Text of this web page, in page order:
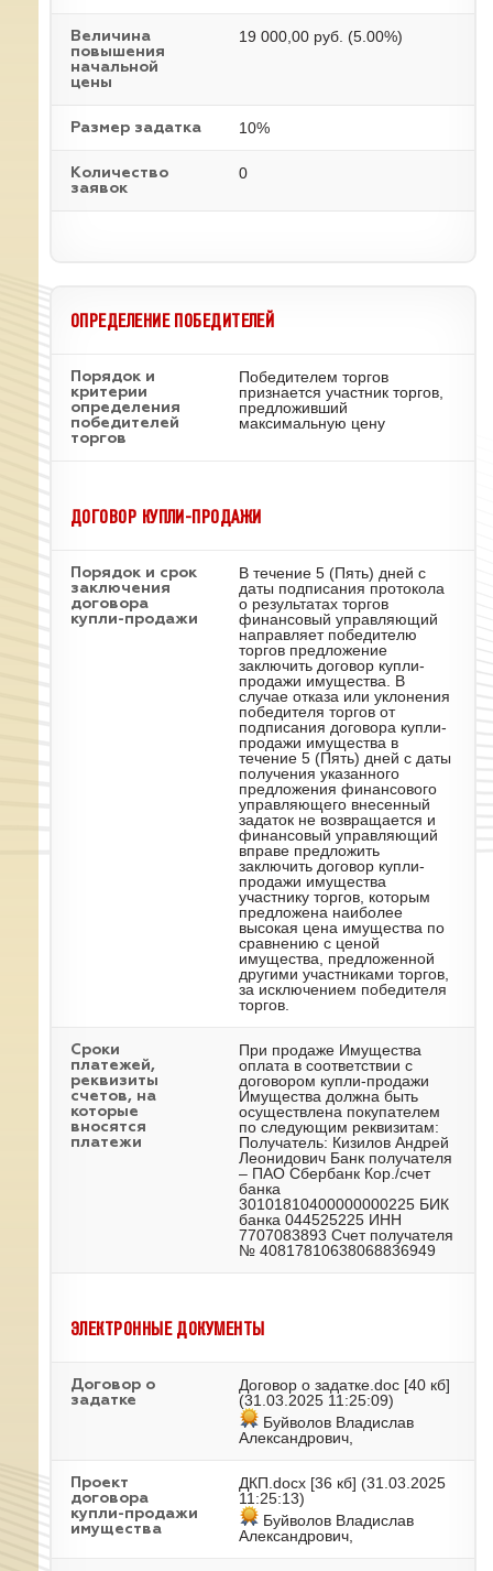
Величина
повышения
начальной
цены
19 000,00 руб. (5.00%)
Размер задатка 10%
Количество
заявок
0
ОПРЕДЕЛЕНИЕ ПОБЕДИТЕЛЕЙ
Порядок и
критерии
определения
победителей
торгов
Победителем торгов
признается участник торгов,
предложивший
максимальную цену
ДОГОВОР КУПЛИ-ПРОДАЖИ
Порядок и срок
заключения
договора
купли-продажи
В течение 5 (Пять) дней с
даты подписания протокола
о результатах торгов
финансовый управляющий
направляет победителю
торгов предложение
заключить договор купли-
продажи имущества. В
случае отказа или уклонения
победителя торгов от
подписания договора купли-
продажи имущества в
течение 5 (Пять) дней с даты
получения указанного
предложения финансового
управляющего внесенный
задаток не возвращается и
финансовый управляющий
вправе предложить
заключить договор купли-
продажи имущества
участнику торгов, которым
предложена наиболее
высокая цена имущества по
сравнению с ценой
имущества, предложенной
другими участниками торгов,
за исключением победителя
торгов.
Сроки
платежей,
реквизиты
счетов, на
которые
вносятся
платежи
При продаже Имущества
оплата в соответствии с
договором купли-продажи
Имущества должна быть
осуществлена покупателем
по следующим реквизитам:
Получатель: Кизилов Андрей
Леонидович Банк получателя
– ПАО Сбербанк Кор./счет
банка
30101810400000000225 БИК
банка 044525225 ИНН
7707083893 Счет получателя
№ 40817810638068836949
ЭЛЕКТРОННЫЕ ДОКУМЕНТЫ
Договор о
задатке
Договор о задатке.doc [40 кб]
(31.03.2025 11:25:09)
Буйволов Владислав
Александрович,
Проект
договора
купли-продажи
имущества
ДКП.docx [36 кб] (31.03.2025
11:25:13)
Буйволов Владислав
Александрович,